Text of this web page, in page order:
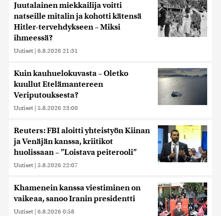
Juutalainen miekkailija voitti
natseille mitalin ja kohotti kätensä
Hitler-tervehdykseen – Miksi
ihmeessä?
Uutiset | 6.8.2026 21:31
Kuin kauhuelokuvasta – Oletko
kuullut Etelämantereen
Veriputouksesta?
Uutiset | 5.8.2026 23:00
Reuters: FBI aloitti yhteistyön Kiinan
ja Venäjän kanssa, kriitikot
huolissaan – ”Loistava peiterooli”
Uutiset | 5.8.2026 22:07
Khamenein kanssa viestiminen on
vaikeaa, sanoo Iranin presidentti
Uutiset | 6.8.2026 0:58